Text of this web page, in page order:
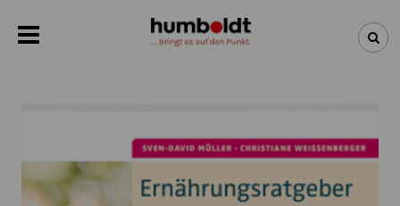
NEUHEITEN
BÜCHER